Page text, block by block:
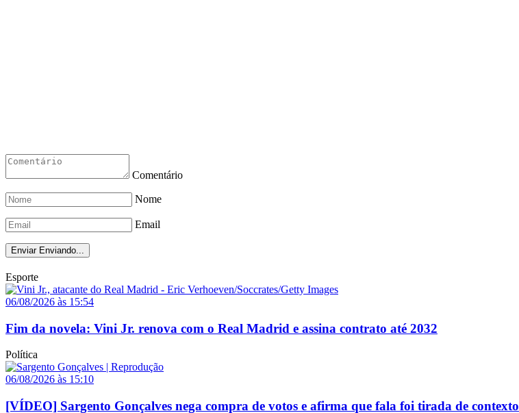
Comentário
Nome
Email
Enviar Enviando...
Esporte
06/08/2026 às 15:54
Fim da novela: Vini Jr. renova com o Real Madrid e assina contrato até 2032
Política
06/08/2026 às 15:10
[VÍDEO] Sargento Gonçalves nega compra de votos e afirma que fala foi tirada de contexto